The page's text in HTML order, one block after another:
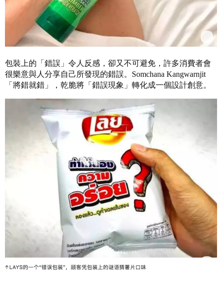
包裝上的「錯誤」令人反感，卻又不可避免，許多消費者會
很樂意與人分享自己所發現的錯誤。Somchana Kangwarnjit
「將錯就錯」，乾脆將「錯誤現象」轉化成一個​​設計創意。